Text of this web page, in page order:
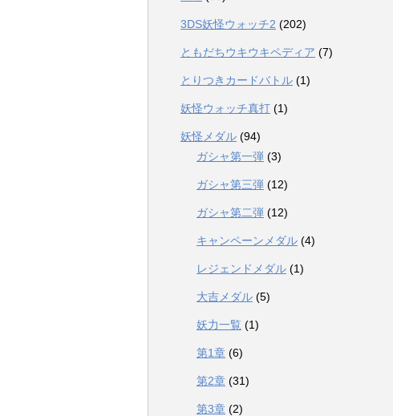
3DS妖怪ウォッチ2 (202)
ともだちウキウキペディア (7)
とりつきカードバトル (1)
妖怪ウォッチ真打 (1)
妖怪メダル (94)
ガシャ第一弾 (3)
ガシャ第三弾 (12)
ガシャ第二弾 (12)
キャンペーンメダル (4)
レジェンドメダル (1)
大吉メダル (5)
妖力一覧 (1)
第1章 (6)
第2章 (31)
第3章 (2)